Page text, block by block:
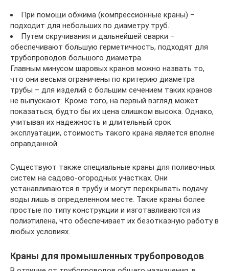
При помощи обжима (компрессионные краны) –
подходит для небольших по диаметру труб.
Путем скручивания и дальнейшей сварки –
обеспечивают большую герметичность, подходят для
трубопроводов большого диаметра.
Главным минусом шаровых кранов можно назвать то,
что они весьма ограничены по критерию диаметра
трубы – для изделий с большим сечением таких кранов
не выпускают. Кроме того, на первый взгляд может
показаться, будто бы их цена слишком высока. Однако,
учитывая их надежность и длительный срок
эксплуатации, стоимость такого крана является вполне
оправданной.
Существуют также специальные краны для поливочных
систем на садово-огородных участках. Они
устанавливаются в трубу и могут перекрывать подачу
воды лишь в определенном месте. Такие краны более
простые по типу конструкции и изготавливаются из
полиэтилена, что обеспечивает их безотказную работу в
любых условиях.
Краны для промышленных трубопроводов